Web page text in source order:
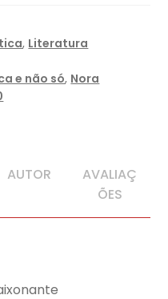
, Literatura
e não só, Nora
AUTOR
AVALIAÇ
ÕES